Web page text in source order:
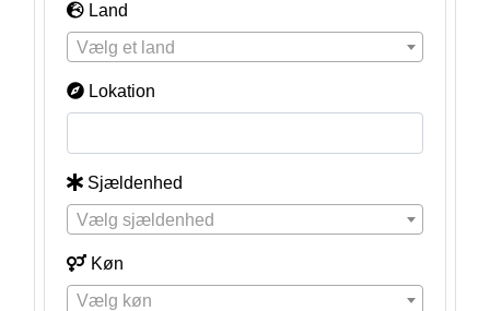
Land
Vælg et land
Lokation
Sjældenhed
Vælg sjældenhed
Køn
Vælg køn